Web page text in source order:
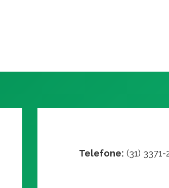
Telefone: (31) 3371-